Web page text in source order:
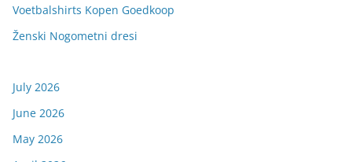
Voetbalshirts Kopen Goedkoop
Ženski Nogometni dresi
July 2026
June 2026
May 2026